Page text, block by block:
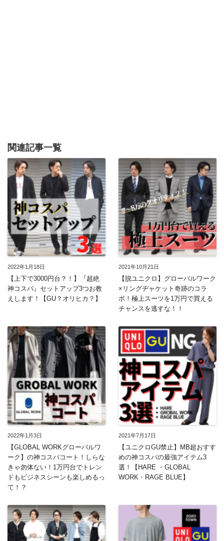
関連記事一覧
2022年1月18日
【上下で3000円台？！】『超絶
神コスパ』セットアップ3つお教
えします！【GU？オリヒカ？】
2021年10月21日
【脱ユニクロ】グローバルワーク
×リングヂャケット奇跡のコラ
ボ！極上スーツを1万円で買える
チャンスを逃すな！！
2022年1月3日
【GLOBAL WORKグローバルワ
ーク】の神コスパコート！しらな
きゃ勿体ない！1万円台でトレン
ドもビジネスシーンも楽しめるっ
て！？
2021年7月17日
【ユニクロGU禁止】MB超おすす
めの神コスパの最強アイテム3
選！【HARE ・GLOBAL
WORK・RAGE BLUE】